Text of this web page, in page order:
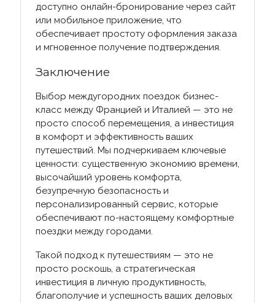
доступно онлайн-бронирование через сайт
или мобильное приложение, что
обеспечивает простоту оформления заказа
и мгновенное получение подтверждения.
Заключение
Выбор междугородних поездок бизнес-
класс между Францией и Италией — это не
просто способ перемещения, а инвестиция
в комфорт и эффективность ваших
путешествий. Мы подчеркиваем ключевые
ценности: существенную экономию времени,
высочайший уровень комфорта,
безупречную безопасность и
персонализированный сервис, которые
обеспечивают по-настоящему комфортные
поездки между городами.
Такой подход к путешествиям — это не
просто роскошь, а стратегическая
инвестиция в личную продуктивность,
благополучие и успешность ваших деловых